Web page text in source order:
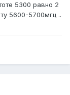
5300 равно 2
5600-5700мгц ..